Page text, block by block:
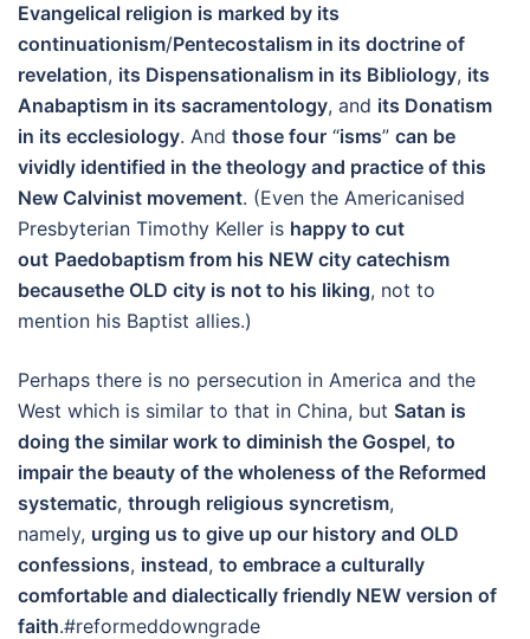
Evangelical religion is marked by its
continuationism/Pentecostalism in its doctrine of
revelation, its Dispensationalism in its Bibliology, its
Anabaptism in its sacramentology, and its Donatism
in its ecclesiology. And those four “isms” can be
vividly identified in the theology and practice of this
New Calvinist movement. (Even the Americanised
Presbyterian Timothy Keller is happy to cut
out Paedobaptism from his NEW city catechism
becausethe OLD city is not to his liking, not to
mention his Baptist allies.)
Perhaps there is no persecution in America and the
West which is similar to that in China, but Satan is
doing the similar work to diminish the Gospel, to
impair the beauty of the wholeness of the Reformed
systematic, through religious syncretism,
namely, urging us to give up our history and OLD
confessions, instead, to embrace a culturally
comfortable and dialectically friendly NEW version of
faith.#reformeddowngrade